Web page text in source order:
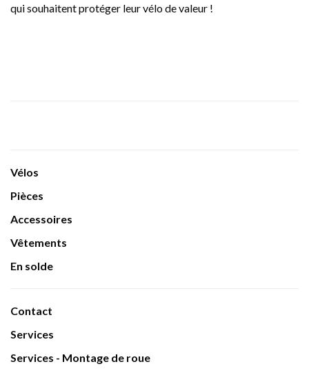
qui souhaitent protéger leur vélo de valeur !
Vélos
Pièces
Accessoires
Vêtements
En solde
Contact
Services
Services - Montage de roue